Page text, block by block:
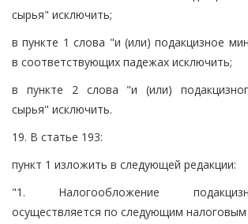
сырья" исключить;
в пункте 1 слова "и (или) подакцизное
в соответствующих падежах исключить;
в пункте 2 слова "и (или)
сырья" исключить.
19. В статье 193:
пункт 1 изложить в следующей редакции:
"1. Налогообложение
осуществляется по следующим налоговым